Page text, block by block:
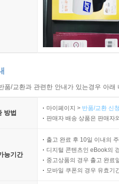
품/교환과 관련한 안내가 있는경우 아
방법
마이페이지 > 반품/교환 신
판매자 배송 상품은 판매자
능기간
출고 완료 후 10일 이내의
디지털 콘텐츠인 eBook의
중고상품의 경우 출고 완료
모바일 쿠폰의 경우 유효기